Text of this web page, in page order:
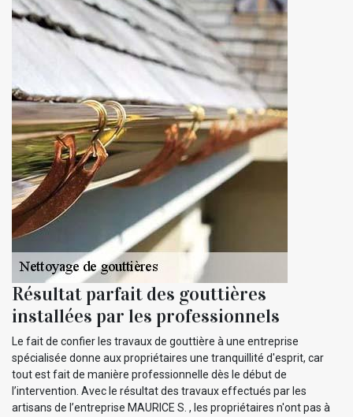
Résultat parfait des gouttières
installées par les professionnels
Le fait de confier les travaux de gouttière à une entreprise
spécialisée donne aux propriétaires une tranquillité d'esprit, car
tout est fait de manière professionnelle dès le début de
l’intervention. Avec le résultat des travaux effectués par les
artisans de l’entreprise MAURICE S. , les propriétaires n'ont pas à